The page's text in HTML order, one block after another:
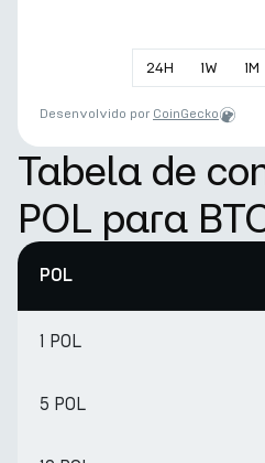
24H 1W 1M
Desenvolvido por CoinGecko
Tabela de
POL para
POL
1 POL
5 POL